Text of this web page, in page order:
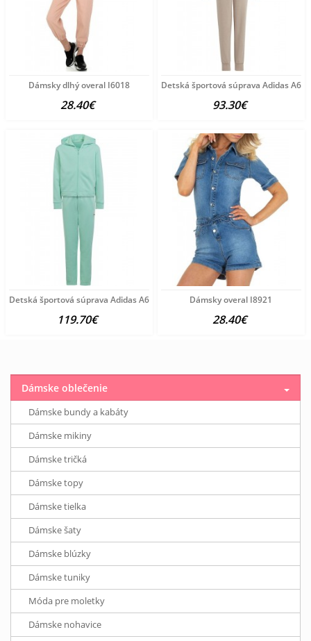
Dámsky dlhý overal I6018
28.40€
Detská športová súprava Adidas
93.30€
Detská športová súprava Adidas A6534
119.70€
Dámsky overal I8921
28.40€
Dámske oblečenie
Dámske bundy a kabáty
Dámske mikiny
Dámske tričká
Dámske topy
Dámske tielka
Dámske šaty
Dámske blúzky
Dámske tuniky
Móda pre moletky
Dámske nohavice